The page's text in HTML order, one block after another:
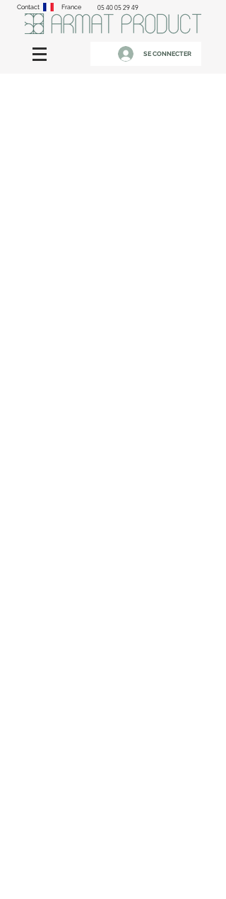
Contact France 05 40 05 29 49
SE CONNECTER